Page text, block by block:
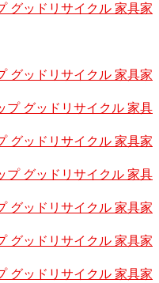
グッドリサイクル 家具家
グッドリサイクル 家具家
プ グッドリサイクル 家具
グッドリサイクル 家具家
プ グッドリサイクル 家具
グッドリサイクル 家具家
グッドリサイクル 家具家
グッドリサイクル 家具家